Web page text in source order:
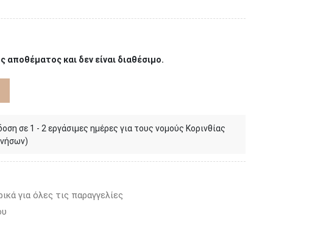
αποθέματος και δεν είναι διαθέσιμο.
σε 1 - 2 εργάσιμες ημέρες για τους νομούς Κορινθίας
για όλες τις παραγγελίες